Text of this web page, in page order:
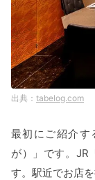
tabelog.com
最初にご紹介す
が）」です。JR
す。駅近でお店